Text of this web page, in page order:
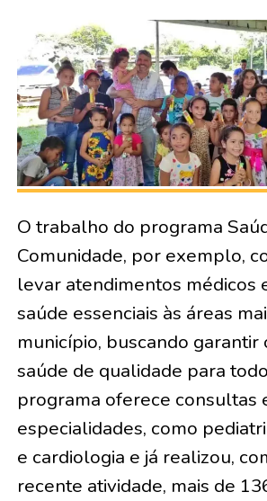
O trabalho do programa
Comunidade, por exemplo,
levar atendimentos médicos
saúde essenciais às áreas
município, buscando garantir
saúde de qualidade para
programa oferece consultas
especialidades, como
e cardiologia e já realizou,
recente atividade, mais de